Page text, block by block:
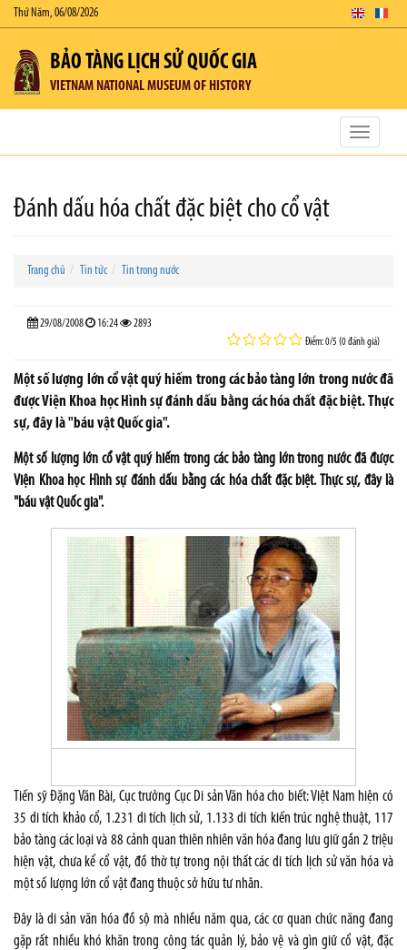
Thứ Năm, 06/08/2026
BẢO TÀNG LỊCH SỬ QUỐC GIA
VIETNAM NATIONAL MUSEUM OF HISTORY
Toggle
Đánh dấu hóa chất đặc biệt cho cổ vật
Trang chủ Tin tức Tin trong nước
29/08/2008 16:24 2893
Điểm: 0/5 (0 đánh giá)
Một số lượng lớn cổ vật quý hiếm trong các bảo tàng lớn trong nước đã
được Viện Khoa học Hình sự đánh dấu bằng các hóa chất đặc biệt. Thực
sự, đây là "báu vật Quốc gia".
Một số lượng lớn cổ vật quý hiếm trong các bảo tàng lớn trong nước đã được
Viện Khoa học Hình sự đánh dấu bằng các hóa chất đặc biệt. Thực sự, đây là
"báu vật Quốc gia".
Tiến sỹ Đặng Văn Bài, Cục trưởng Cục Di sản Văn hóa cho biết: Việt Nam hiện có
35 di tích khảo cổ, 1.231 di tích lịch sử, 1.133 di tích kiến trúc nghệ thuật, 117
bảo tàng các loại và 88 cảnh quan thiên nhiên văn hóa đang lưu giữ gần 2 triệu
hiện vật, chưa kể cổ vật, đồ thờ tự trong nội thất các di tích lịch sử văn hóa và
một số lượng lớn cổ vật đang thuộc sở hữu tư nhân.
Đây là di sản văn hóa đồ sộ mà nhiều năm qua, các cơ quan chức năng đang
gặp rất nhiều khó khăn trong công tác quản lý, bảo vệ và gìn giữ cổ vật, đặc